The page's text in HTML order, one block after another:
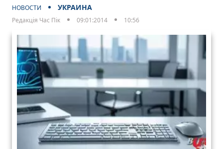
НОВОСТИ УКРАИНА
Редакція Час Пік 09:01:2014 10:56